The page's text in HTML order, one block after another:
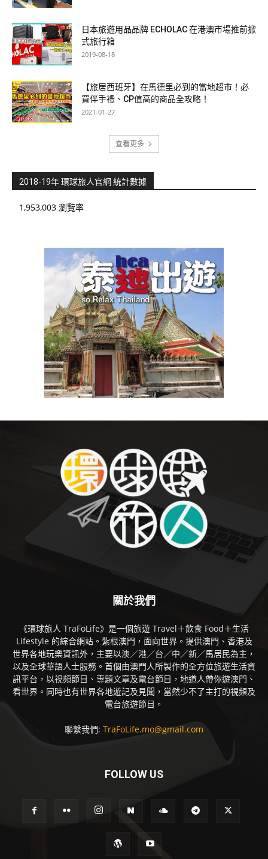
日本旅遊用品品牌 ECHOLAC 在港澳市場推前掀
式旅行箱
2019-08-18
【旅居西班牙】在馬德里必到的當地超市！必
買伴手禮、CP值高的商品全攻略！
2021-01-27
查看更多
2018-19年 環球旅人官網 統計數據
1,953,003 瀏覽率
關於我們
《環球旅人 TraFoLife》是一個旅遊 Travel＋飲食 Food＋生活
Lifestyle 的綜合網站。紮根澳門，面向世界。提供澳門、香港及
世界各地玩樂資訊外，主要以澳／港／台／中／新／馬居民為主，
以及全球華語人士服務。首個由澳門人所製作的全方位旅遊生活資
訊平台，以視頻節目、專題文章及電台節目，地道人帶你遊澳門、
看世界。同時也有世界各地遊記及見聞，當然少不了主打的視頻及
電台旅遊節目。
聯繫我們: TraFoLife.mo@gmail.com
FOLLOW US